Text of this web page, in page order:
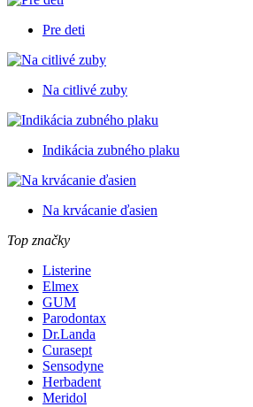
Pre deti
Na citlivé zuby
Indikácia zubného plaku
Na krvácanie ďasien
Top značky
Listerine
Elmex
GUM
Parodontax
Dr.Landa
Curasept
Sensodyne
Herbadent
Meridol